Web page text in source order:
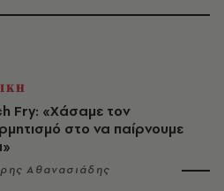
Fry: «Χάσαμε τον
στο να παίρνουμε
Αθανασιάδης